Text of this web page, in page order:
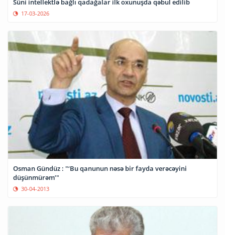
Süni intellektlə bağlı qadağalar ilk oxunuşda qəbul edilib
17-03-2026
Osman Gündüz : "‘Bu qanunun nəsə bir fayda verəcəyini
düşünmürəm’"
30-04-2013